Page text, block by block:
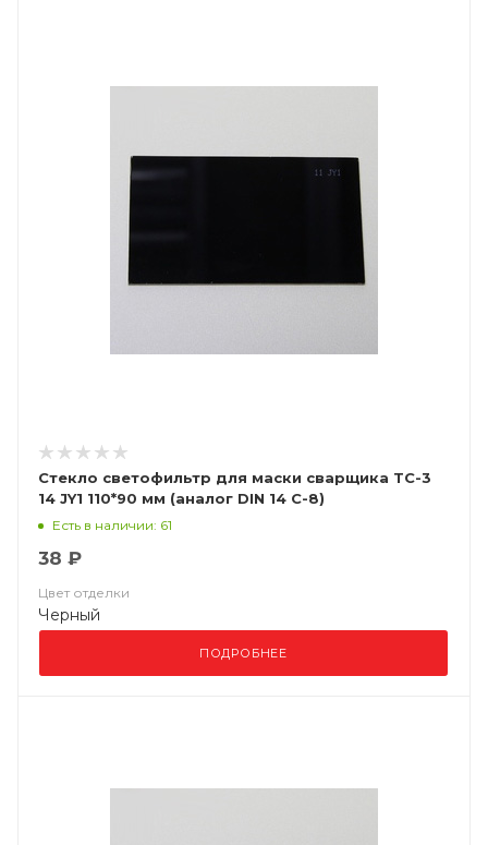
Стекло светофильтр для маски сварщика ТС-3
14 JY1 110*90 мм (аналог DIN 14 С-8)
Есть в наличии: 61
38 ₽
Цвет отделки
Черный
ПОДРОБНЕЕ